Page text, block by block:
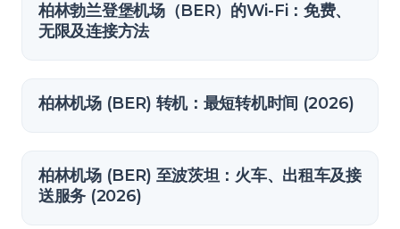
柏林勃兰登堡机场（BER）的Wi-Fi：免费、
无限及连接方法
柏林机场 (BER) 转机：最短转机时间 (2026)
柏林机场 (BER) 至波茨坦：火车、出租车及接
送服务 (2026)